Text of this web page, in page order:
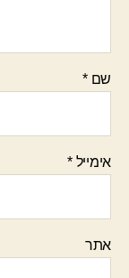
שם*
אימייל*
אתר